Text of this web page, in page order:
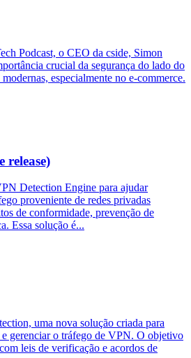
Podcast, o CEO da cside, Simon
crucial da segurança do lado do
especialmente no e-commerce.
release)
Detection Engine para ajudar
proveniente de redes privadas
de conformidade, prevenção de
Essa solução é...
uma nova solução criada para
e gerenciar o tráfego de VPN. O objetivo
leis de verificação e acordos de